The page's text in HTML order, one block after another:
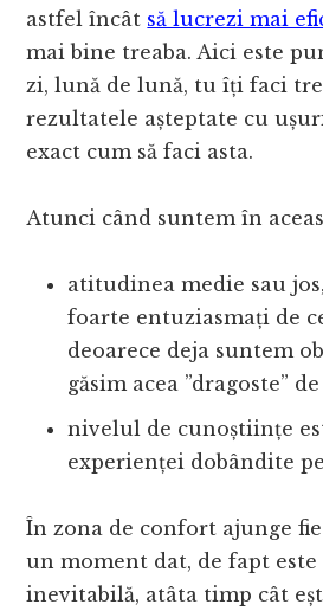
astfel încât să lucrezi mai
mai bine treaba. Aici este
zi, lună de lună, tu îți faci
rezultatele așteptate cu
exact cum să faci asta.
Atunci când suntem în
atitudinea medie sau
foarte entuziasmați de
deoarece deja suntem
găsim acea ”dragoste”
nivelul de cunoștiințe
experienței dobândite
În zona de confort ajunge
un moment dat, de fapt este
inevitabilă, atâta timp cât